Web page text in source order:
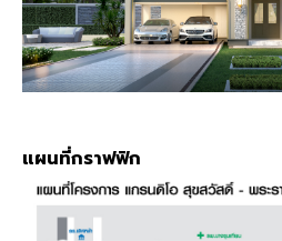
แผนที่กราฟฟิก